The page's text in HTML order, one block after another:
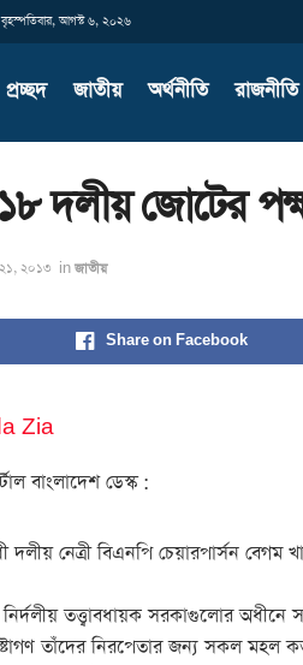
বৃহস্পতিবার, আগস্ট ৬, ২০২৬
প্রচ্ছদ জাতীয় অর্থনীতি রাজনীতি
দলীয় জোটের
২০১৩ in জাতীয়
Share on Facebook
বাংলাদেশ ডেস্ক :
দলীয় নেত্রী বিএনপি চেয়ারপার্সন
তত্ত্বাবধায়ক সরকাগুলোর অধীনে
তাঁদের নিরপেতার জন্য সকল মহল